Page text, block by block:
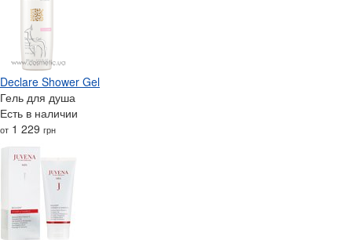
Declare Shower Gel
Гель для душа
Есть в наличии
от 1 229 грн